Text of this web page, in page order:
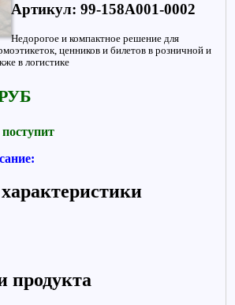
Артикул: 99-158A001-0002
Недорогое и компактное решение для
ценников и билетов в розничной и
в логистике
продукта